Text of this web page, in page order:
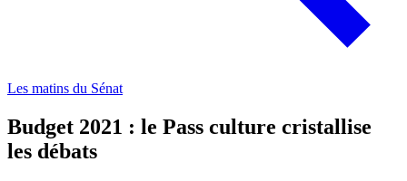
Les matins du Sénat
Budget 2021 : le Pass culture cristallise
les débats